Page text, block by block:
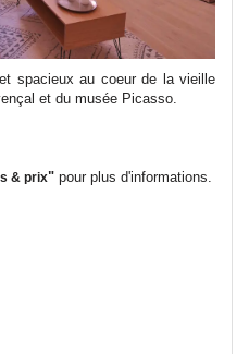
spacieux au coeur de la vieille
et du musée Picasso.
& prix" pour plus d'informations.